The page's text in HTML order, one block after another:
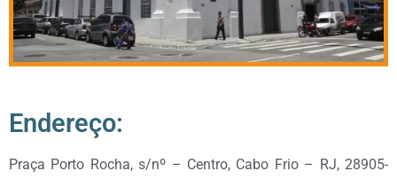
Endereço:
Praça Porto Rocha, s/nº – Centro, Cabo Frio – RJ, 28905-